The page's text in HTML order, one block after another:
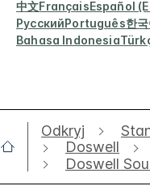
中文FrançaisEspañol
РусскийPortuguês한
Bahasa Indonesia
Odkryj
Doswell
Doswell